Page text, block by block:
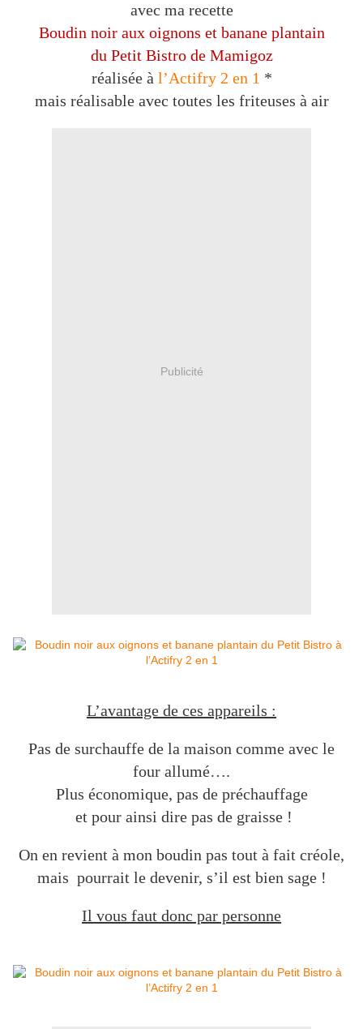
avec ma recette
Boudin noir aux oignons et banane plantain
du Petit Bistro de Mamigoz
réalisée à l’Actifry 2 en 1 *
mais réalisable avec toutes les friteuses à air
Publicité
L’avantage de ces appareils :
Pas de surchauffe de la maison comme avec le
four allumé….
Plus économique, pas de préchauffage
et pour ainsi dire pas de graisse !
On en revient à mon boudin pas tout à fait créole,
mais pourrait le devenir, s’il est bien sage !
Il vous faut donc par personne